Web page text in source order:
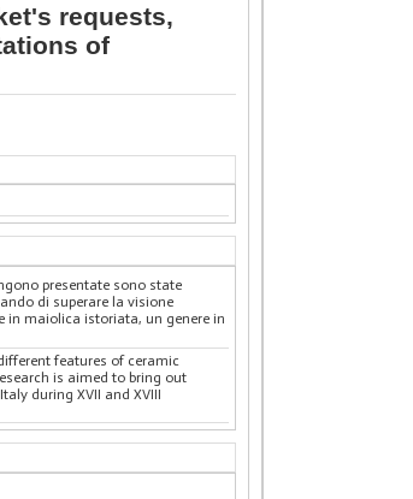
requests,
of
presentate sono state
di superare la visione
in maiolica istoriata, un genere in
features of ceramic
is aimed to bring out
during XVII and XVIII